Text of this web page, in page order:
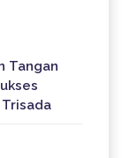
Tangan